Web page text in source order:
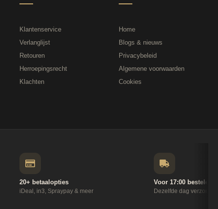
Klantenservice
Verlanglijst
Retouren
Herroepingsrecht
Klachten
Home
Blogs & nieuws
Privacybeleid
Algemene voorwaarden
Cookies
20+ betaalopties
iDeal, in3, Spraypay & meer
Voor 17:00 besteld
Dezelfde dag